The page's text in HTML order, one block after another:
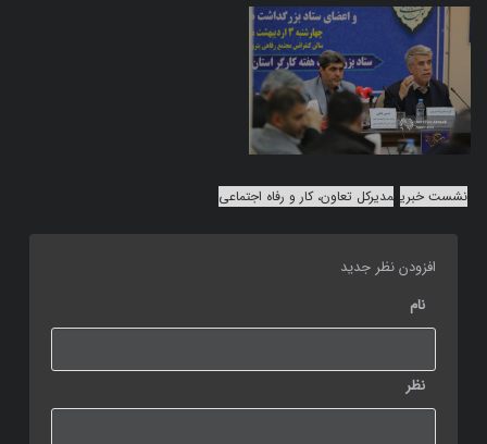
نشست خبری مدیرکل تعاون، کار و رفاه اجتماعی
افزودن نظر جدید
نام
نظر